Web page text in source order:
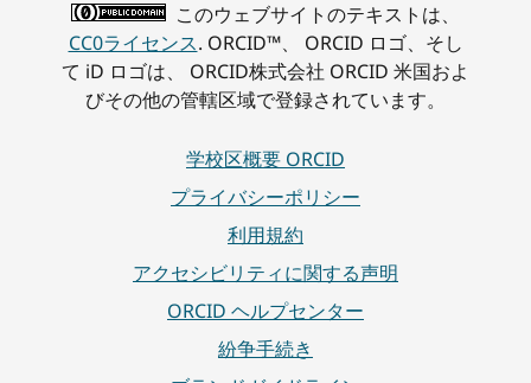
このウェブサイトのテキストは、
CC0ライセンス. ORCID™、 ORCID ロゴ、そし
て iD ロゴは、 ORCID株式会社 ORCID 米国およ
びその他の管轄区域で登録されています。
学校区概要 ORCID
プライバシーポリシー
利用規約
アクセシビリティに関する声明
ORCID ヘルプセンター
紛争手続き